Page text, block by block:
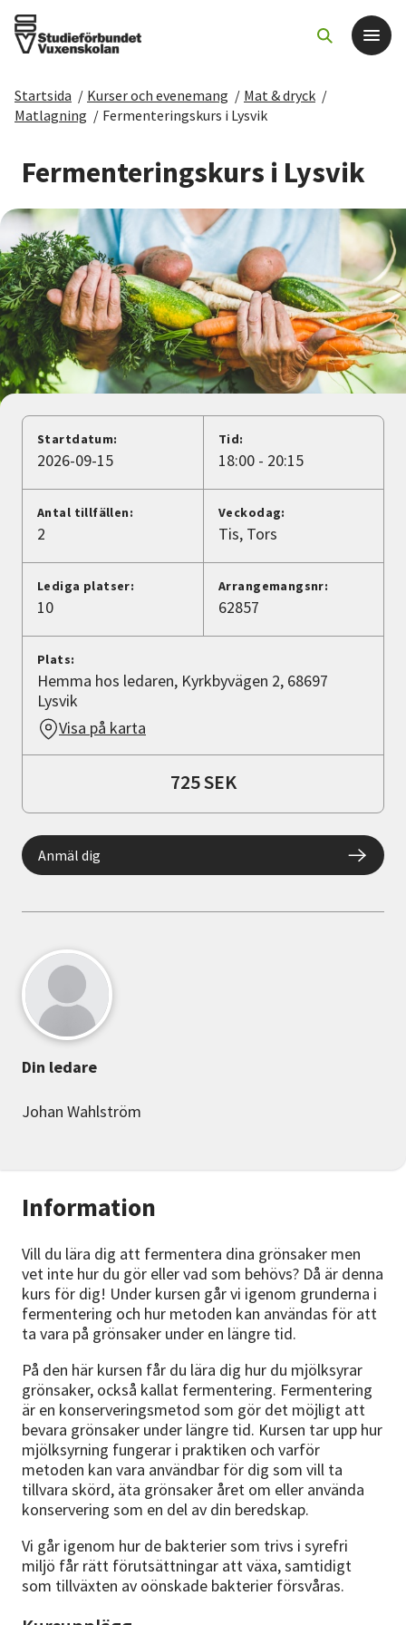
Det här gör vi
För dig som
Sök kurser och evenemang
Om SV
Starta studiecirkel
Cirkelledare
Nyheter
Avdelningar
Lyssna
Startsida / Kurser och evenemang / Mat & dryck /
Matlagning / Fermenteringskurs i Lysvik
Fermenteringskurs i Lysvik
Information
Vill du lära dig att fermentera dina grönsaker men
vet inte hur du gör eller vad som behövs? Då är denna
kurs för dig! Under kursen går vi igenom grunderna i
fermentering och hur metoden kan användas för att
ta vara på grönsaker under en längre tid.
På den här kursen får du lära dig hur du mjölksyrar
grönsaker, också kallat fermentering. Fermentering
är en konserveringsmetod som gör det möjligt att
bevara grönsaker under längre tid. Kursen tar upp hur
mjölksyrning fungerar i praktiken och varför
metoden kan vara användbar för dig som vill ta
tillvara skörd, äta grönsaker året om eller använda
konservering som en del av din beredskap.
Vi går igenom hur de bakterier som trivs i syrefri
miljö får rätt förutsättningar att växa, samtidigt
som tillväxten av oönskade bakterier försvåras.
Startdatum:
2026-09-15
Tid:
18:00 - 20:15
Antal tillfällen:
2
Veckodag:
Tis Tors
Lediga platser:
10
Arrangemangsnr:
62857
Plats:
Hemma hos ledaren, Kyrkbyvägen 2, 68697
Lysvik
Visa på karta
725 SEK
Anmäl dig
Din ledare
Johan Wahlström